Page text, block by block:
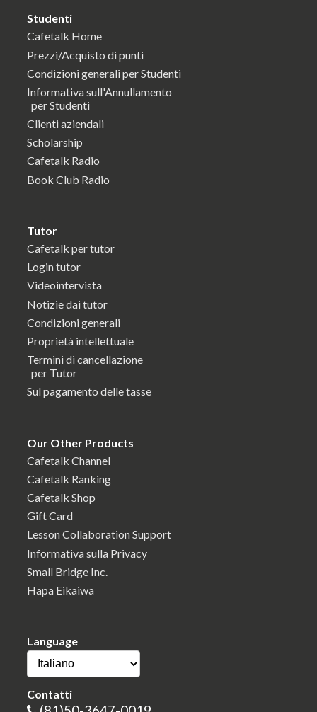
Studenti
Cafetalk Home
Prezzi/Acquisto di punti
Condizioni generali per Studenti
Informativa sull'Annullamento
per Studenti
Clienti aziendali
Scholarship
Cafetalk Radio
Book Club Radio
Tutor
Cafetalk per tutor
Login tutor
Videointervista
Notizie dai tutor
Condizioni generali
Proprietà intellettuale
Termini di cancellazione
per Tutor
Sul pagamento delle tasse
Our Other Products
Cafetalk Channel
Cafetalk Ranking
Cafetalk Shop
Gift Card
Lesson Collaboration Support
Informativa sulla Privacy
Small Bridge Inc.
Hapa Eikaiwa
Language
Contatti